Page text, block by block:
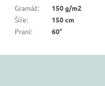
Gramáž:
150 g/m2
Šíře:
150 cm
Praní: 60°